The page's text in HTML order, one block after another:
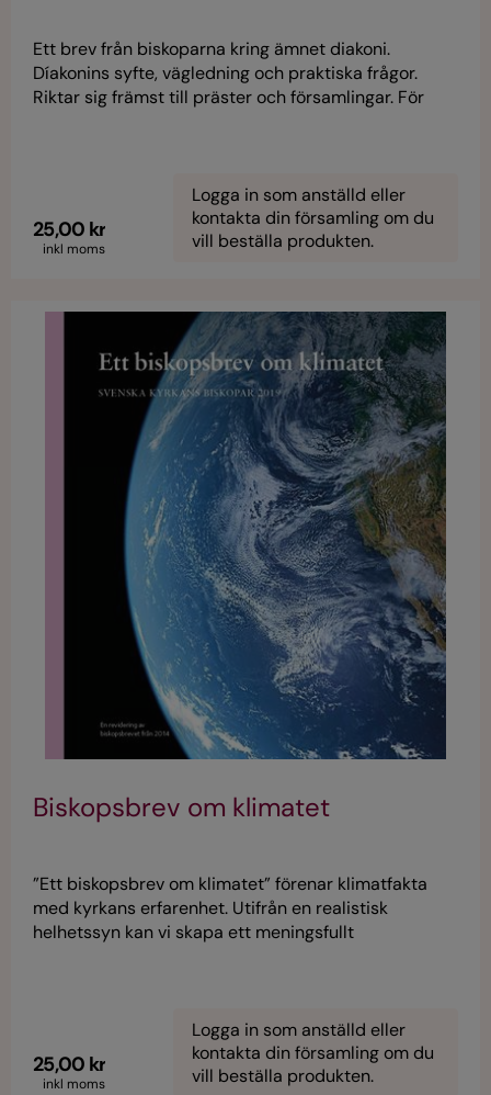
Ett brev från biskoparna kring ämnet diakoni.
Díakonins syfte, vägledning och praktiska frågor.
Riktar sig främst till präster och församlingar. För
här i artikeln. När den tryckta upplagan är slut
planeras i dagsläget ej påfyllning av tryckta
exemplar. Vi hänvisar då endast till nedladdningsbar
25,00 kr
inkl moms
Logga in som anställd eller
kontakta din församling om du
vill beställa produkten.
Biskopsbrev om klimatet
”Ett biskopsbrev om klimatet” förenar klimatfakta
med kyrkans erfarenhet. Utifrån en realistisk
helhetssyn kan vi skapa ett meningsfullt
25,00 kr
inkl moms
Logga in som anställd eller
kontakta din församling om du
vill beställa produkten.